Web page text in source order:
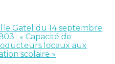
Gatel du 14 septembre
: « Capacité de
locaux aux
scolaire »